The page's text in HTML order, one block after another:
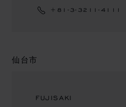
+81-3-3211-4111
仙台市
FUJISAKI